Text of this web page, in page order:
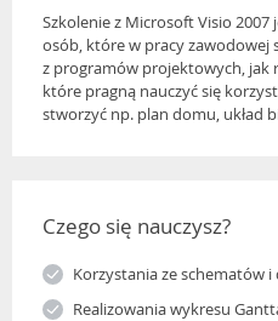
Szkolenie z Microsoft Visio
osób, które w pracy zawodowej
z programów projektowych, jak
które pragną nauczyć się
stworzyć np. plan domu, układ
Czego się nauczysz?
Korzystania ze schematów
Realizowania wykresu